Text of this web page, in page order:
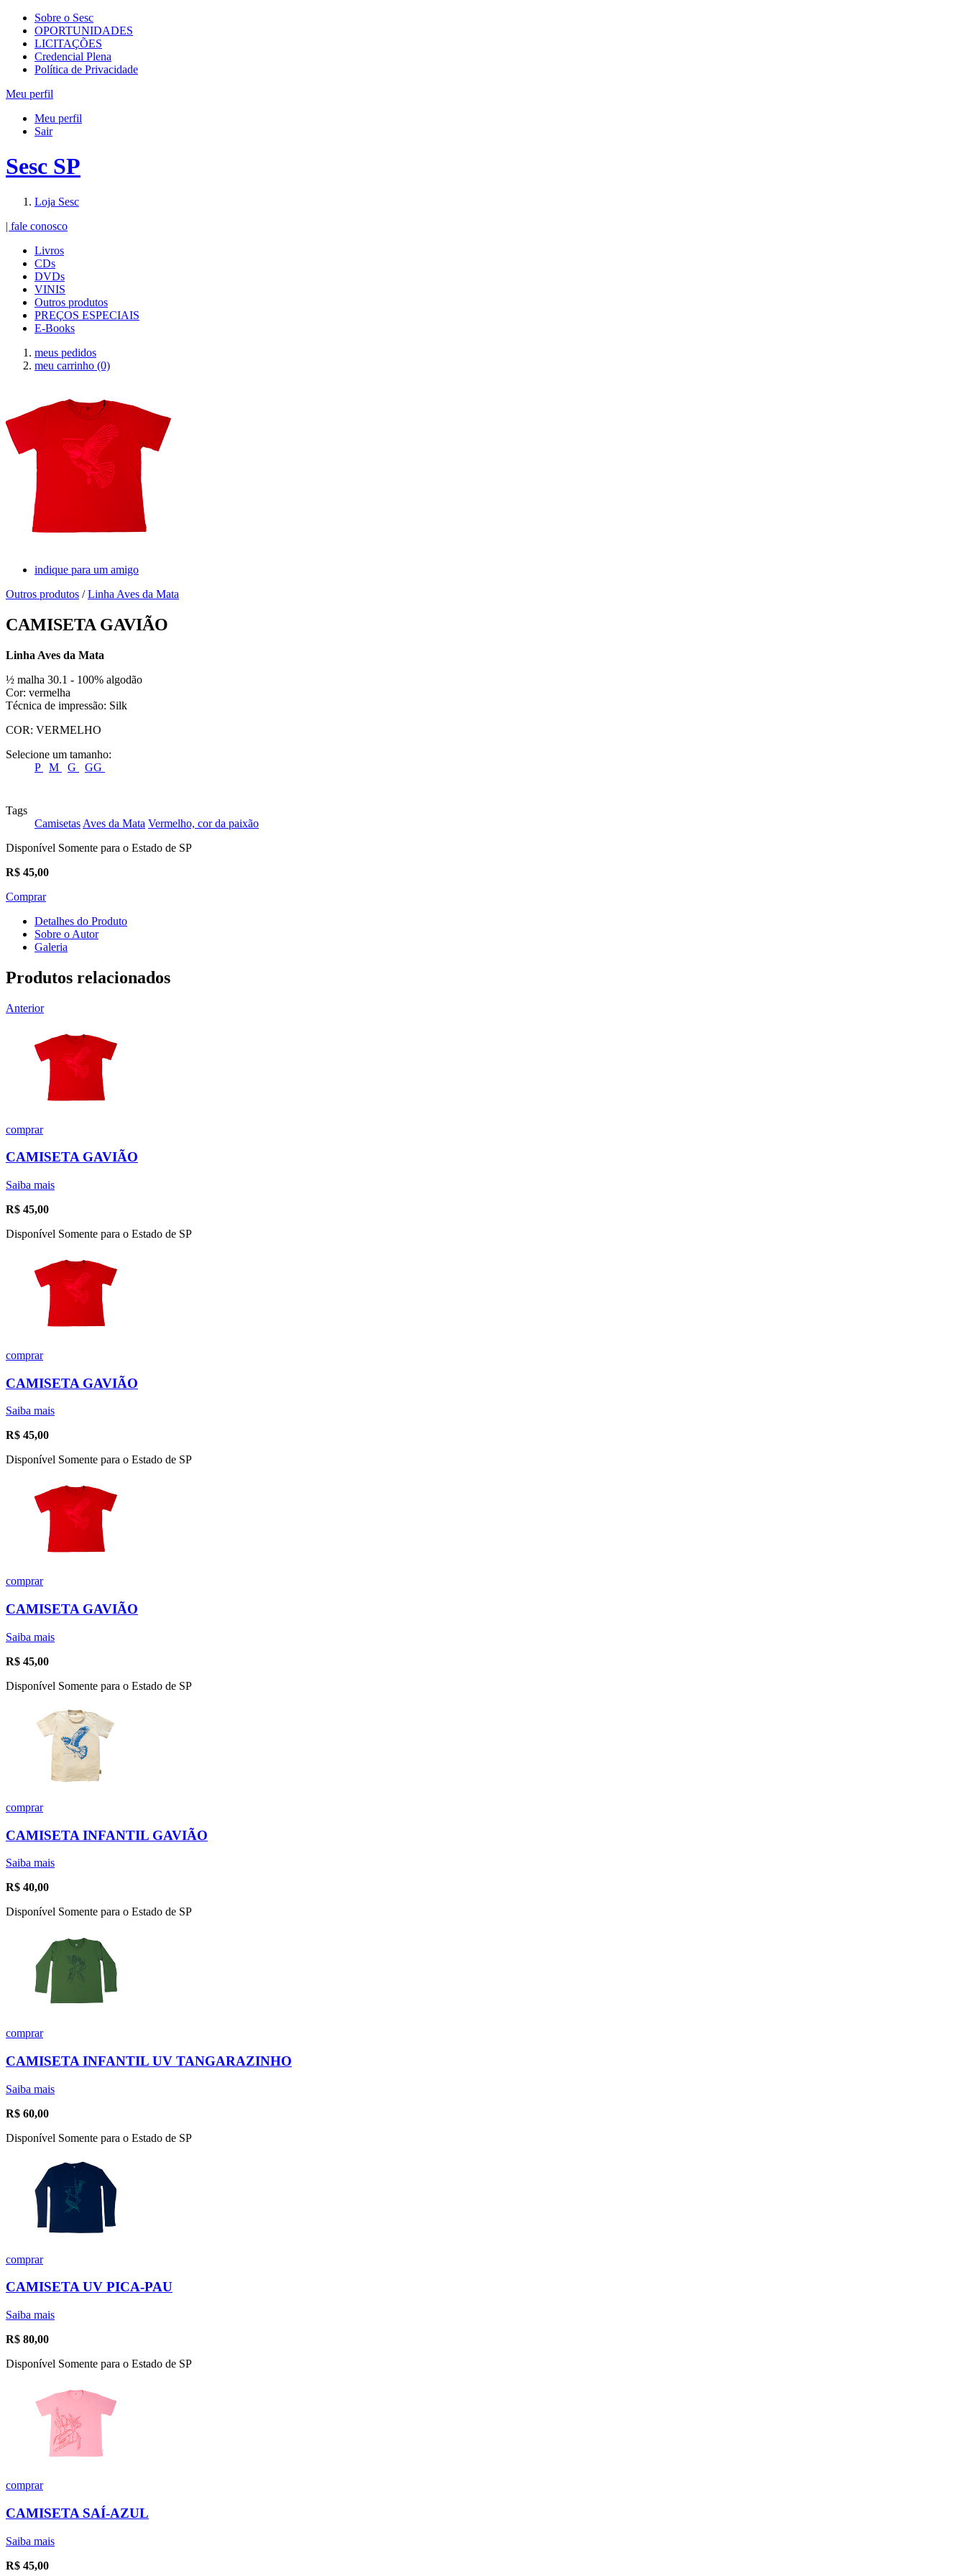
Sobre o Sesc
OPORTUNIDADES
LICITAÇÕES
Credencial Plena
Política de Privacidade
Meu perfil
Meu perfil
Sair
Sesc SP
Loja Sesc
| fale conosco
Livros
CDs
DVDs
VINIS
Outros produtos
PREÇOS ESPECIAIS
E-Books
meus pedidos
meu carrinho (0)
indique para um amigo
Outros produtos /Linha Aves da Mata
CAMISETA GAVIÃO
Linha Aves da Mata
½ malha 30.1 - 100% algodão
Cor: vermelha
Técnica de impressão: Silk
COR: VERMELHO
Selecione um tamanho:
P
M G GG
Tags
Camisetas Aves da Mata Vermelho, cor da paixão
Disponível Somente para o Estado de SP
R$ 45,00
Comprar
Detalhes do Produto
Sobre o Autor
Galeria
Produtos relacionados
Anterior
comprar
CAMISETA GAVIÃO
Saiba mais
R$ 45,00
Disponível Somente para o Estado de SP
comprar
CAMISETA GAVIÃO
Saiba mais
R$ 45,00
Disponível Somente para o Estado de SP
comprar
CAMISETA GAVIÃO
Saiba mais
R$ 45,00
Disponível Somente para o Estado de SP
comprar
CAMISETA INFANTIL GAVIÃO
Saiba mais
R$ 40,00
Disponível Somente para o Estado de SP
comprar
CAMISETA INFANTIL UV TANGARAZINHO
Saiba mais
R$ 60,00
Disponível Somente para o Estado de SP
comprar
CAMISETA UV PICA-PAU
Saiba mais
R$ 80,00
Disponível Somente para o Estado de SP
comprar
CAMISETA SAÍ-AZUL
Saiba mais
R$ 45,00